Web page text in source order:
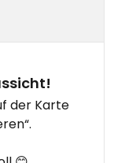
07-28
der Karte